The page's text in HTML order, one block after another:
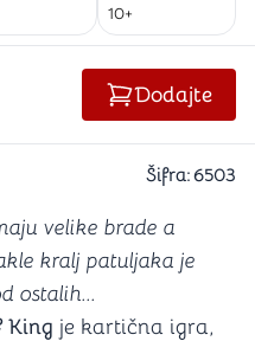
10+
Dodajte
Šifra:6503
velike brade a
kralj patuljaka je
ostalih...
King je kartična igra,